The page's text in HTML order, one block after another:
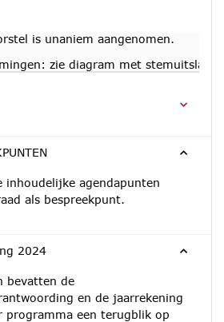
is unaniem aangenomen.
zie diagram met stemuitslag
inhoudelijke agendapunten
als bespreekpunt.
2024
bevatten de
en de jaarrekening
programma een terugblik op